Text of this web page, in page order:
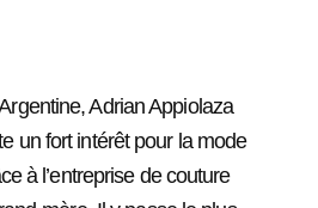
Adrian Appiolaza
un fort intérêt pour la mode
à l’entreprise de couture